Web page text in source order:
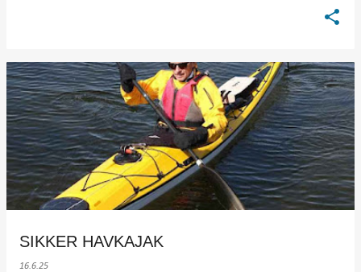
SIKKER HAVKAJAK
16.6.25